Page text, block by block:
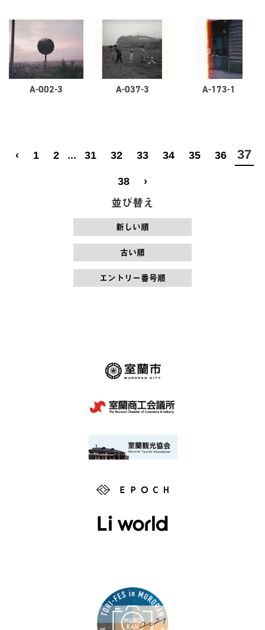
A-002-3 A-037-3 A-173-1
‹ 1 2 ... 31 32 33 34 35 36 37
38 ›
並び替え
新しい順
古い順
エントリー番号順